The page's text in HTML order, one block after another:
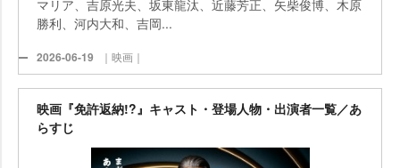
マリア、吉原光夫、坂東龍汰、近藤芳正、矢柴俊博、木原
勝利、河内大和、吉岡...
2026-06-19 ｜映画｜
映画『免許返納!?』キャスト・登場人物・出演者一覧／あ
らすじ